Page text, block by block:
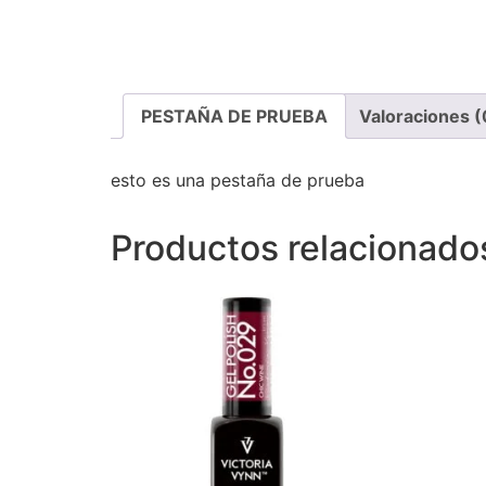
PESTAÑA DE PRUEBA Valoraciones
esto es una pestaña de prueba
Productos